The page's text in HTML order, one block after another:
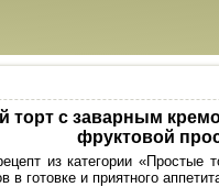
торт с заварным
фруктовой
из категории
готовке и приятного